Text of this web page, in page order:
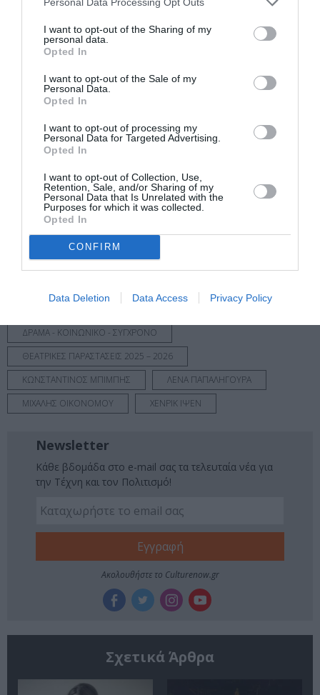
I want to opt-out of the Sharing of my
personal data.
Opted In
I want to opt-out of the Sale of my
Personal Data.
Opted In
I want to opt-out of processing my
Personal Data for Targeted Advertising.
Opted In
I want to opt-out of Collection, Use,
Retention, Sale, and/or Sharing of my
Personal Data that Is Unrelated with the
Purposes for which it was collected.
Opted In
CONFIRM
Data Deletion Data Access Privacy Policy
Διαβάστε επίσης:
Ιάσων Άλυ: Ο «Εχθρός του Λαού» δείχνει πως το κοινό καλό
Εχθρός του λαού, του Χένρικ Ίψεν από τον Τόμας
Όστερμάιερ στο Θέατρο Κνωσός
2024 – 2025
μάθετε πρώτοι όλες τις ειδήσεις
Δείτε όλα τατελευταία νέαγια την Τέχνη και τον
Πολιτισμό στοCulturenow.gr
Νέοι Διαγωνισμοί❯
Tags
ΔΡΑΜΑ - ΚΟΙΝΩΝΙΚΟ - ΣΥΓΧΡΟΝΟ
ΘΕΑΤΡΙΚΕΣ ΠΑΡΑΣΤΑΣΕΙΣ 2025 – 2026
ΚΩΝΣΤΑΝΤΙΝΟΣ ΜΠΙΜΠΗΣ
ΛΕΝΑ ΠΑΠΑΛΗΓΟΥΡΑ
ΜΙΧΑΛΗΣ ΟΙΚΟΝΟΜΟΥ
ΧΕΝΡΙΚ ΙΨΕΝ
Newsletter
Κάθε βδομάδα στο e-mail σας τα τελευταία νέα για
την Τέχνη και τον Πολιτισμό!
Ακολουθήστε το Culturenow.gr
Σχετικά Άρθρα